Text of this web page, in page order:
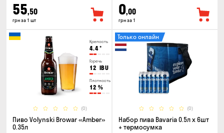
55,50
грн за 1 шт
0,00
грн за 1
Крепость
4.4°
Горечь
12 IBU
Плотность
12 %
(0)
Пиво Volynski Browar «Amber»
0.35л
(0)
Только онлайн
Набор пива Bavaria 0.5л х 6шт
+ термосумка